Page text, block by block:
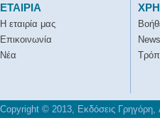
ΕΤΑΙΡΙΑ
Η εταιρία μας
Επικοινωνία
Νέα
Copyright © 2013, Εκδόσεις